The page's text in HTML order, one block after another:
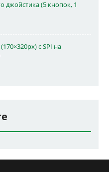
джойстика (5 кнопок, 1
с SPI на